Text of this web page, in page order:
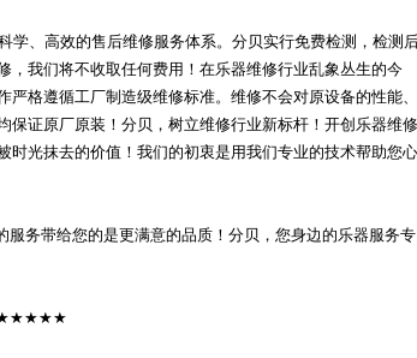
、高效的售后维修服务体系。分贝实行免费检测，检测
我们将不收取任何费用！在乐器维修行业乱象丛生的今
格遵循工厂制造级维修标准。维修不会对原设备的性能、
证原厂原装！分贝，树立维修行业新标杆！开创乐器维修
光抹去的价值！我们的初衷是用我们专业的技术帮助您心
务带给您的是更满意的品质！分贝，您身边的乐器服务专